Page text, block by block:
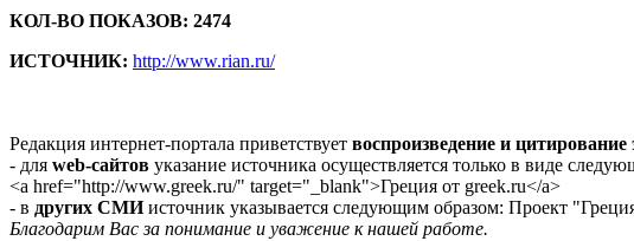
КОЛ-ВО ПОКАЗОВ: 2474
ИСТОЧНИК: http://www.rian.ru/
Редакция интернет-портала приветствует воспроизведение и
- для web-сайтов указание источника осуществляется только в виде
<a href="http://www.greek.ru/" target="_blank">Греция от greek.ru</a>
- в других СМИисточник указывается следующим образом: Проект
Благодарим Вас за понимание и уважение к нашей работе.